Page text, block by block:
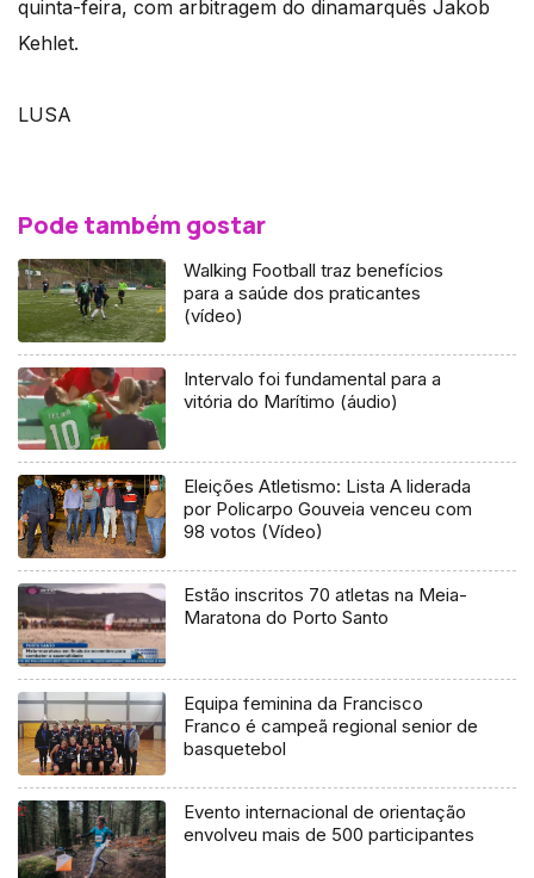
quinta-feira, com arbitragem do dinamarquês Jakob
Kehlet.
LUSA
Pode também gostar
Walking Football traz benefícios
para a saúde dos praticantes
(vídeo)
Intervalo foi fundamental para a
vitória do Marítimo (áudio)
Eleições Atletismo: Lista A liderada
por Policarpo Gouveia venceu com
98 votos (Vídeo)
Estão inscritos 70 atletas na Meia-
Maratona do Porto Santo
Equipa feminina da Francisco
Franco é campeã regional senior de
basquetebol
Evento internacional de orientação
envolveu mais de 500 participantes